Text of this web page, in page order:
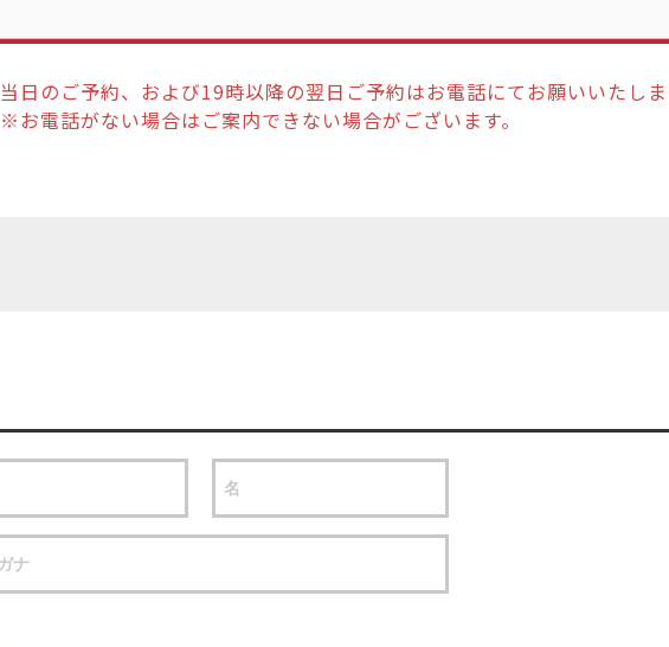
当日のご予約、および19時以降の翌日ご予約はお電話にてお願いいたしま
※お電話がない場合はご案内できない場合がございます。